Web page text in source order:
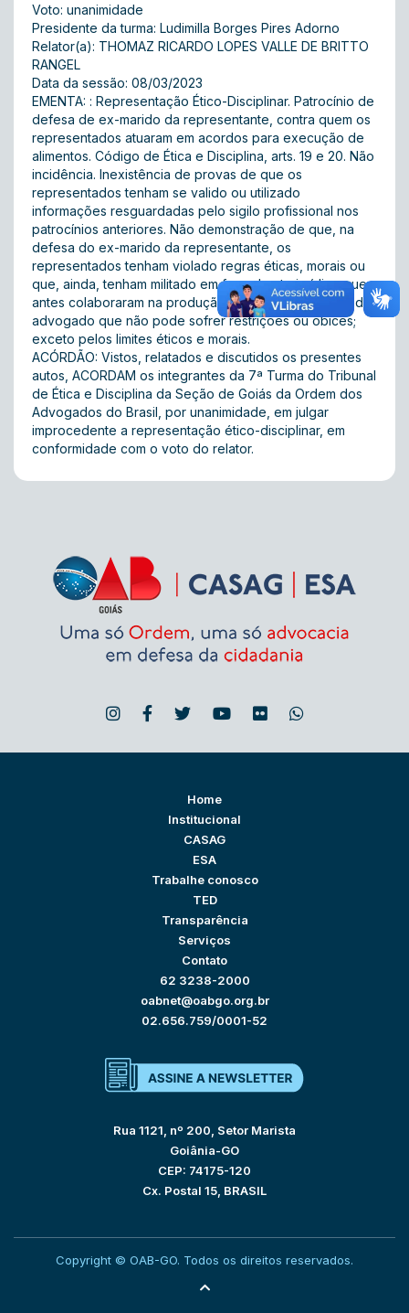
Voto: unanimidade
Presidente da turma: Ludimilla Borges Pires Adorno
Relator(a): THOMAZ RICARDO LOPES VALLE DE BRITTO
RANGEL
Data da sessão: 08/03/2023
EMENTA: : Representação Ético-Disciplinar. Patrocínio de
defesa de ex-marido da representante, contra quem os
representados atuaram em acordos para execução de
alimentos. Código de Ética e Disciplina, arts. 19 e 20. Não
incidência. Inexistência de provas de que os
representados tenham se valido ou utilizado
informações resguardadas pelo sigilo profissional nos
patrocínios anteriores. Não demonstração de que, na
defesa do ex-marido da representante, os
representados tenham violado regras éticas, morais ou
que, ainda, tenham militado em face de ato jurídico que
antes colaboraram na produção. Liberdade de ofício do
advogado que não pode sofrer restrições ou óbices;
exceto pelos limites éticos e morais.
ACÓRDÃO: Vistos, relatados e discutidos os presentes
autos, ACORDAM os integrantes da 7ª Turma do Tribunal
de Ética e Disciplina da Seção de Goiás da Ordem dos
Advogados do Brasil, por unanimidade, em julgar
improcedente a representação ético-disciplinar, em
conformidade com o voto do relator.
Home
Institucional
CASAG
ESA
Trabalhe conosco
TED
Transparência
Serviços
Contato
62 3238-2000
oabnet@oabgo.org.br
02.656.759/0001-52
Rua 1121, nº 200, Setor Marista
Goiânia-GO
CEP: 74175-120
Cx. Postal 15, BRASIL
Copyright © OAB-GO. Todos os direitos reservados.